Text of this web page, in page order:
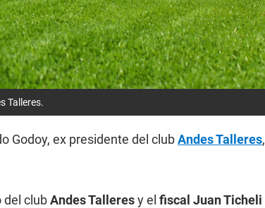
Talleres.
Godoy, ex presidente del clubAndes Talleres,
del clubAndes Talleresy el fiscal Juan Ticheli